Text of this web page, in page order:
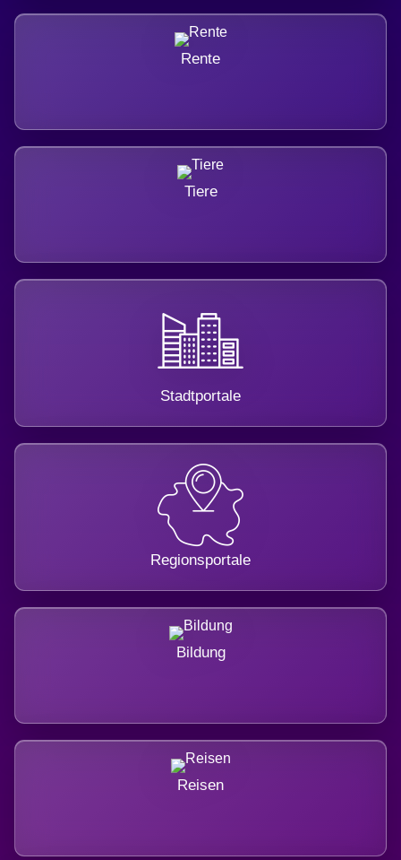
Rente
Tiere
Stadtportale
Regionsportale
Bildung
Reisen